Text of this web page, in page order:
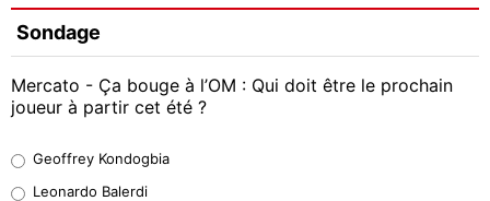
Sondage
Mercato - Ça bouge à l’OM : Qui doit être le prochain
joueur à partir cet été ?
38%
Geoffrey Kondogbia
Leonardo Balerdi